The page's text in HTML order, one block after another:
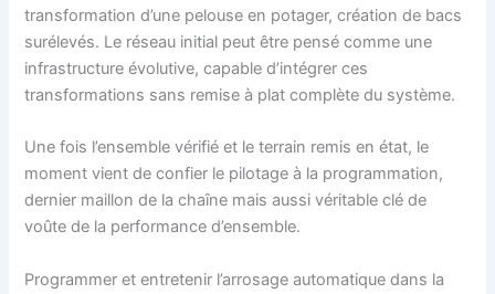
transformation d’une pelouse en potager, création de bacs
surélevés. Le réseau initial peut être pensé comme une
infrastructure évolutive, capable d’intégrer ces
transformations sans remise à plat complète du système.
Une fois l’ensemble vérifié et le terrain remis en état, le
moment vient de confier le pilotage à la programmation,
dernier maillon de la chaîne mais aussi véritable clé de
voûte de la performance d’ensemble.
Programmer et entretenir l’arrosage automatique dans la